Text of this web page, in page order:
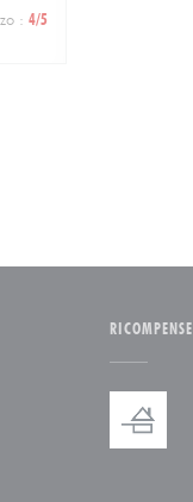
: 4/5
finestra))
RICOMPENSE